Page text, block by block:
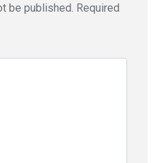
be published. Required